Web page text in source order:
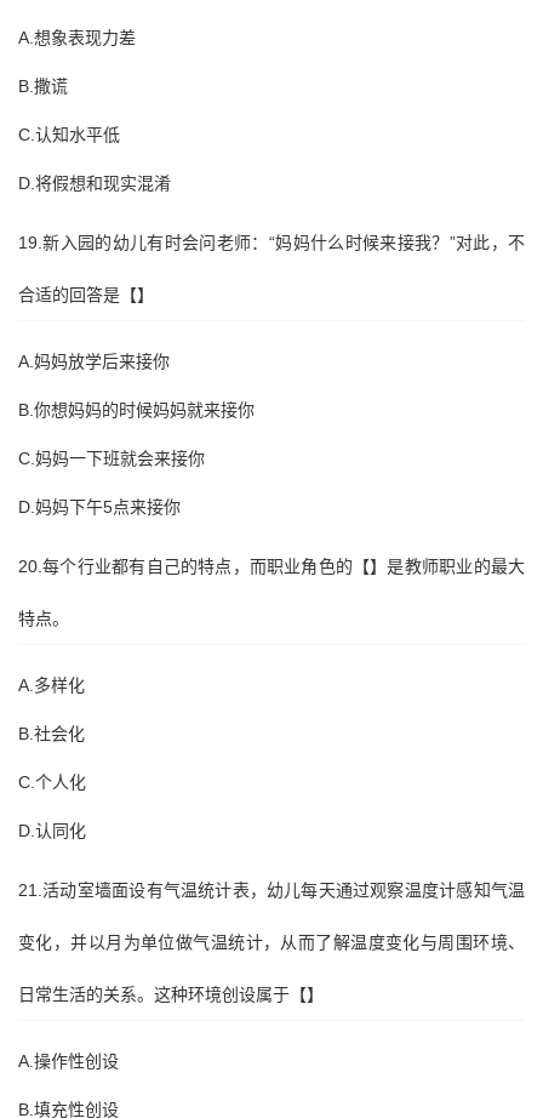
A.想象表现力差
B.撒谎
C.认知水平低
D.将假想和现实混淆
19.新入园的幼儿有时会问老师：“妈妈什么时候来接我？”对此，不
合适的回答是【】
A.妈妈放学后来接你
B.你想妈妈的时候妈妈就来接你
C.妈妈一下班就会来接你
D.妈妈下午5点来接你
20.每个行业都有自己的特点，而职业角色的【】是教师职业的最大
特点。
A.多样化
B.社会化
C.个人化
D.认同化
21.活动室墙面设有气温统计表，幼儿每天通过观察温度计感知气温
变化，并以月为单位做气温统计，从而了解温度变化与周围环境、
日常生活的关系。这种环境创设属于【】
A.操作性创设
B.填充性创设